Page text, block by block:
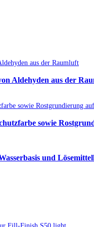
Aldehyden aus der
sowie
und